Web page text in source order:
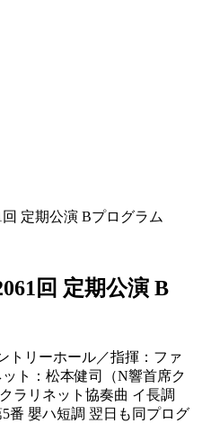
回 定期公演 B
トリーホール／指揮：ファ
ト：松本健司（N響首席ク
ラリネット協奏曲 イ長調
番 嬰ハ短調 翌日も同プログ